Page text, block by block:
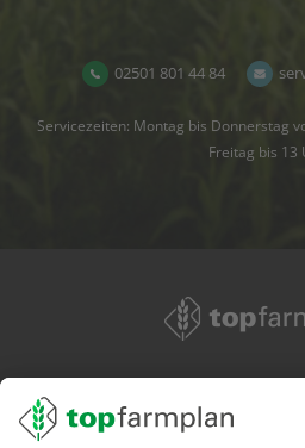
02501 801 44 84
Servicezeiten: Montag bis Donnerstag
Freitag bis 13